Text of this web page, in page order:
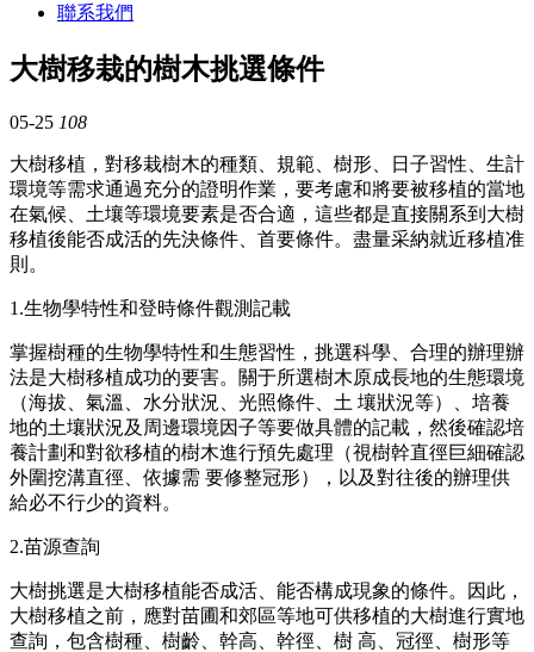
聯系我們
大樹移栽的樹木挑選條件
05-25 108
大樹移植，對移栽樹木的種類、規範、樹形、日子習性、生計
環境等需求通過充分的證明作業，要考慮和將要被移植的當地
在氣候、土壤等環境要素是否合適，這些都是直接關系到大樹
移植後能否成活的先決條件、首要條件。盡量采納就近移植准
則。
1.生物學特性和登時條件觀測記載
掌握樹種的生物學特性和生態習性，挑選科學、合理的辦理辦
法是大樹移植成功的要害。關于所選樹木原成長地的生態環境
（海拔、氣溫、水分狀況、光照條件、土 壤狀況等）、培養
地的土壤狀況及周邊環境因子等要做具體的記載，然後確認培
養計劃和對欲移植的樹木進行預先處理（視樹幹直徑巨細確認
外圍挖溝直徑、依據需 要修整冠形），以及對往後的辦理供
給必不行少的資料。
2.苗源查詢
大樹挑選是大樹移植能否成活、能否構成現象的條件。因此，
大樹移植之前，應對苗圃和郊區等地可供移植的大樹進行實地
查詢，包含樹種、樹齡、幹高、幹徑、樹 高、冠徑、樹形等